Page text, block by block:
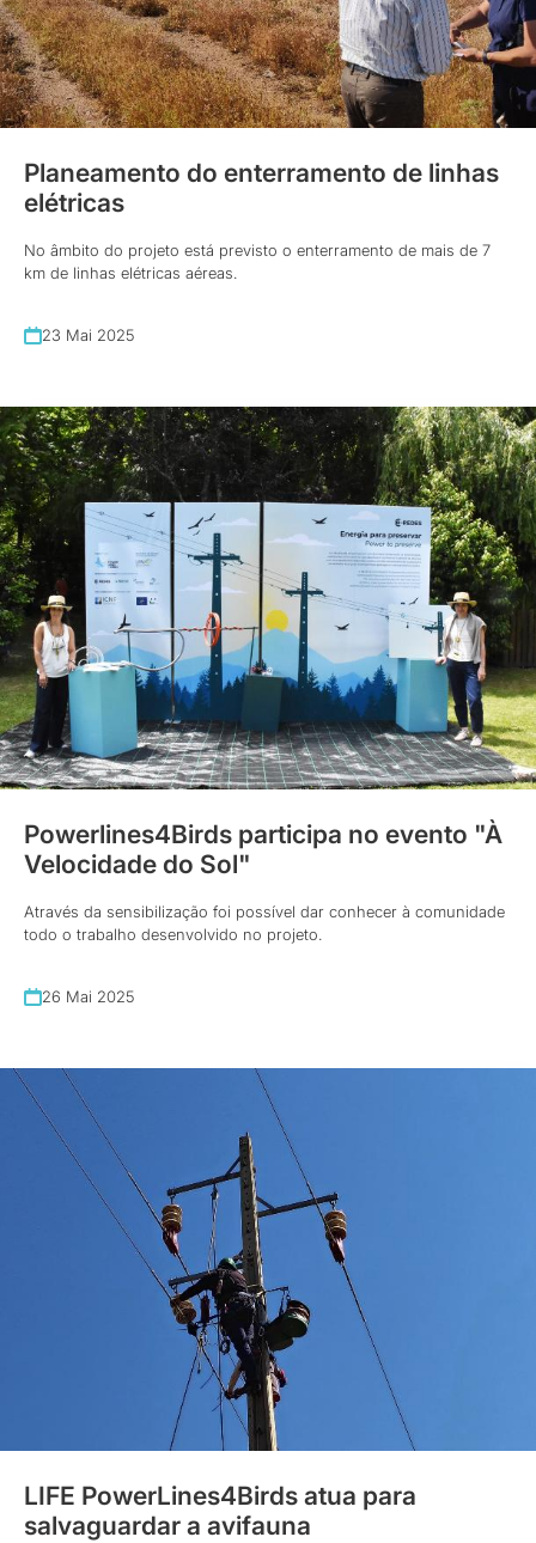
Planeamento do enterramento de linhas
elétricas
No âmbito do projeto está previsto o enterramento de mais de 7
km de linhas elétricas aéreas.
23 Mai 2025
Powerlines4Birds participa no evento "À
Velocidade do Sol"
Através da sensibilização foi possível dar conhecer à comunidade
todo o trabalho desenvolvido no projeto.
26 Mai 2025
LIFE PowerLines4Birds atua para
salvaguardar a avifauna